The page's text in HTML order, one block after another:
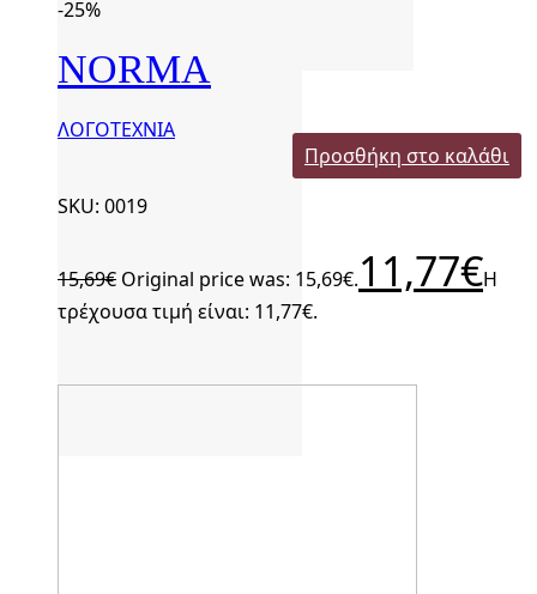
-25%
NORMA
ΛΟΓΟΤΕΧΝΙΑ
Προσθήκη στο καλάθι
SKU: 0019
15,69€ Original price was: 15,69€.11,77€Η
τρέχουσα τιμή είναι: 11,77€.